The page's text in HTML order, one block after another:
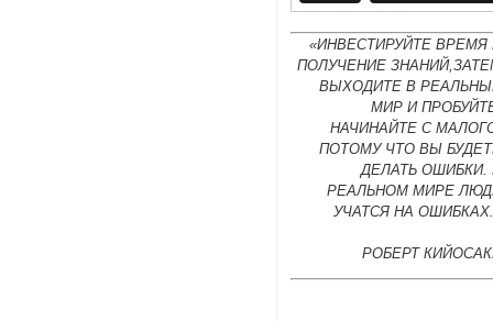
«ИНВЕСТИРУЙТЕ ВРЕМЯ
ПОЛУЧЕНИЕ
ВЫХОДИТЕ В
МИР И
НАЧИНАЙТЕ С
ПОТОМУ ЧТО ВЫ
ДЕЛАТЬ ОШИБКИ.
РЕАЛЬНОМ МИРЕ
УЧАТСЯ НА
РОБЕРТ